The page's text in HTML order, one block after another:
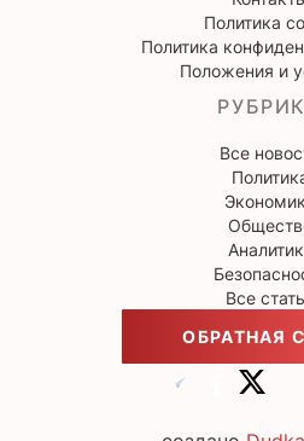
Политика
Политика
Положения и
Все
Все
ОБРАТНАЯ